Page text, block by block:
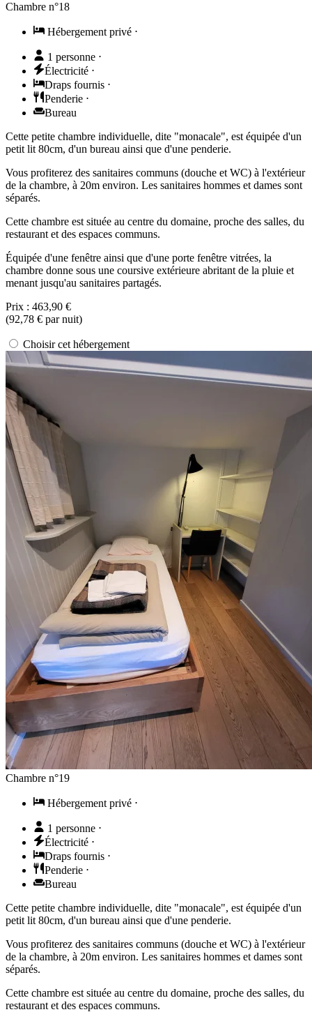
Chambre n°18
Hébergement privé ⋅
1 personne ⋅
Électricité ⋅
Draps fournis ⋅
Penderie ⋅
Bureau
Cette petite chambre individuelle, dite "monacale", est équipée d'un
petit lit 80cm, d'un bureau ainsi que d'une penderie.
Vous profiterez des sanitaires communs (douche et WC) à l'extérieur
de la chambre, à 20m environ. Les sanitaires hommes et dames sont
séparés.
Cette chambre est située au centre du domaine, proche des salles, du
restaurant et des espaces communs.
Équipée d'une fenêtre ainsi que d'une porte fenêtre vitrées, la
chambre donne sous une coursive extérieure abritant de la pluie et
menant jusqu'au sanitaires partagés.
Prix : 463,90 €
(92,78 € par nuit)
Choisir cet hébergement
Chambre n°19
Hébergement privé ⋅
1 personne ⋅
Électricité ⋅
Draps fournis ⋅
Penderie ⋅
Bureau
Cette petite chambre individuelle, dite "monacale", est équipée d'un
petit lit 80cm, d'un bureau ainsi que d'une penderie.
Vous profiterez des sanitaires communs (douche et WC) à l'extérieur
de la chambre, à 20m environ. Les sanitaires hommes et dames sont
séparés.
Cette chambre est située au centre du domaine, proche des salles, du
restaurant et des espaces communs.